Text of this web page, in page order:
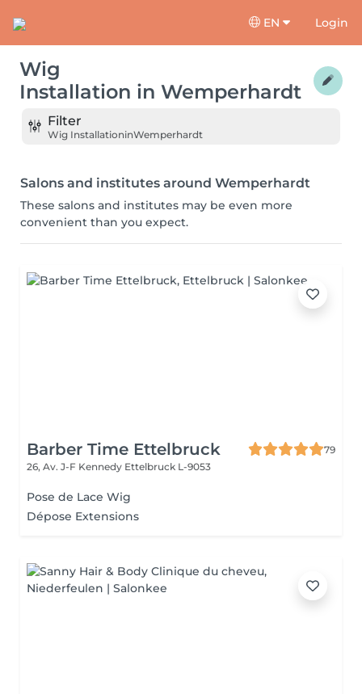
EN Login
Wig
Installation in Wemperhardt
Filter
Wig InstallationinWemperhardt
Salons and institutes around Wemperhardt
These salons and institutes may be even more
convenient than you expect.
Barber Time Ettelbruck
79
26, Av. J-F Kennedy Ettelbruck L-9053
Pose de Lace Wig
Dépose Extensions